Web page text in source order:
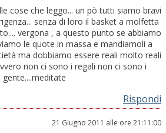
cose che leggo... un pò tutti siamo bravi
senza di loro il basket a molfetta
vergona , a questo punto se abbiamo
le quote in massa e mandiamoli a
ma dobbiamo essere reali molto reali
non ci sono i regali non ci sono i
Rispondi
21 Giugno 2011 alle ore 21:11:00